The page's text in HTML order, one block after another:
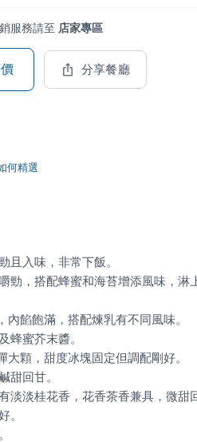
服務請至 店家專區
分享餐廳
何精選
勁，搭配蜂蜜和海苔增添風味，淋